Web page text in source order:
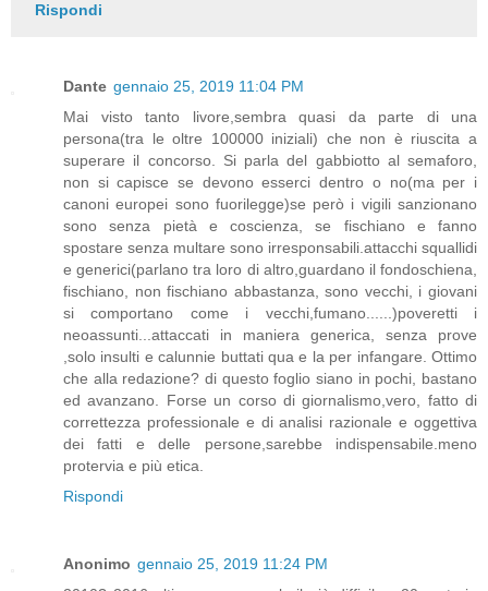
Rispondi
Dante gennaio 25, 2019 11:04 PM
Mai visto tanto livore,sembra quasi da parte di una
persona(tra le oltre 100000 iniziali) che non è riuscita a
superare il concorso. Si parla del gabbiotto al semaforo,
non si capisce se devono esserci dentro o no(ma per i
canoni europei sono fuorilegge)se però i vigili sanzionano
sono senza pietà e coscienza, se fischiano e fanno
spostare senza multare sono irresponsabili.attacchi squallidi
e generici(parlano tra loro di altro,guardano il fondoschiena,
fischiano, non fischiano abbastanza, sono vecchi, i giovani
si comportano come i vecchi,fumano......)poveretti i
neoassunti...attaccati in maniera generica, senza prove
,solo insulti e calunnie buttati qua e la per infangare. Ottimo
che alla redazione? di questo foglio siano in pochi, bastano
ed avanzano. Forse un corso di giornalismo,vero, fatto di
correttezza professionale e di analisi razionale e oggettiva
dei fatti e delle persone,sarebbe indispensabile.meno
protervia e più etica.
Rispondi
Anonimo gennaio 25, 2019 11:24 PM